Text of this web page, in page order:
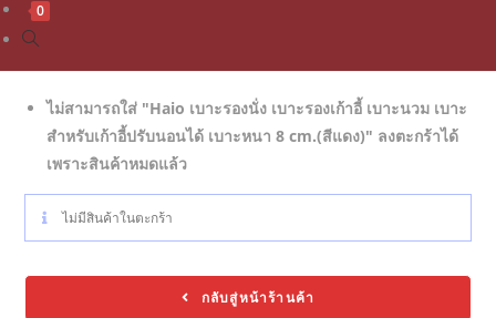
0
ไม่สามารถใส่ "Haio เบาะรองนั่ง เบาะรองเก้าอี้ เบาะนวม เบาะ
สำหรับเก้าอี้ปรับนอนได้ เบาะหนา 8 cm.(สีแดง)" ลงตะกร้าได้
เพราะสินค้าหมดแล้ว
ไม่มีสินค้าในตะกร้า
กลับสู่หน้าร้านค้า